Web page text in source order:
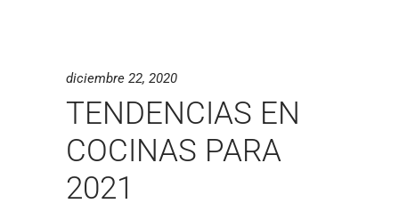
diciembre 22, 2020
TENDENCIAS EN
COCINAS PARA
2021